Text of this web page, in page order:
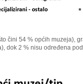
čini 54 % općih muzeja),
dok 2 % nisu određena